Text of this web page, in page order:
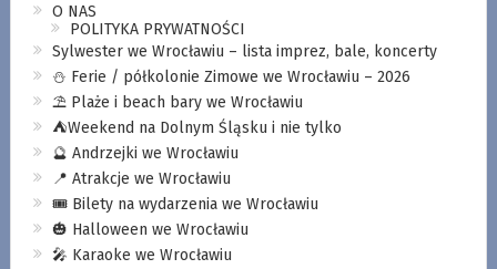
O NAS
POLITYKA PRYWATNOŚCI
Sylwester we Wrocławiu – lista imprez, bale, koncerty
⛄️ Ferie / półkolonie Zimowe we Wrocławiu – 2026
⛱️ Plaże i beach bary we Wrocławiu
⛺️Weekend na Dolnym Śląsku i nie tylko
🔮 Andrzejki we Wrocławiu
📍 Atrakcje we Wrocławiu
🎟️ Bilety na wydarzenia we Wrocławiu
🎃 Halloween we Wrocławiu
🎤 Karaoke we Wrocławiu